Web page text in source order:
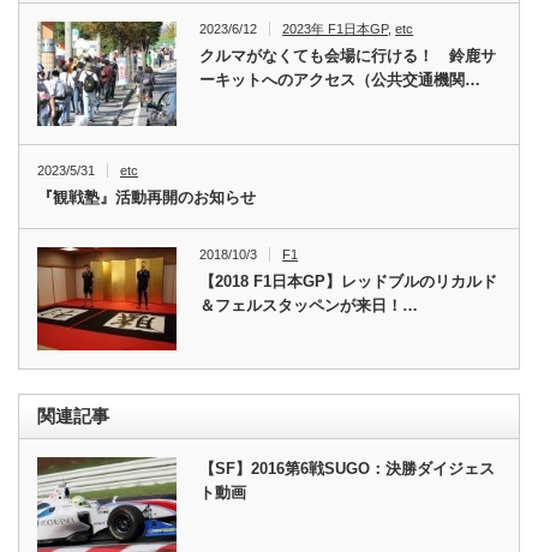
2023/6/12 2023年 F1日本GP,etc
クルマがなくても会場に行ける！ 鈴鹿サ
ーキットへのアクセス（公共交通機関…
2023/5/31 etc
『観戦塾』活動再開のお知らせ
2018/10/3 F1
【2018 F1日本GP】レッドブルのリカルド
＆フェルスタッペンが来日！…
関連記事
【SF】2016第6戦SUGO：決勝ダイジェス
ト動画